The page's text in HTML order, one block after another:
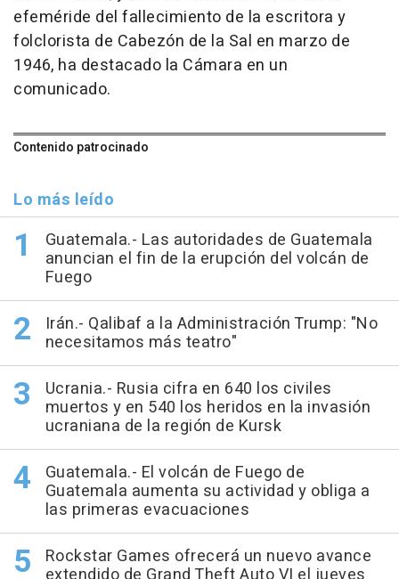
efeméride del fallecimiento de la escritora y
folclorista de Cabezón de la Sal en marzo de
1946, ha destacado la Cámara en un
comunicado.
Contenido patrocinado
Lo más leído
Guatemala.- Las autoridades de Guatemala
anuncian el fin de la erupción del volcán de
Fuego
Irán.- Qalibaf a la Administración Trump: "No
necesitamos más teatro"
Ucrania.- Rusia cifra en 640 los civiles
muertos y en 540 los heridos en la invasión
ucraniana de la región de Kursk
Guatemala.- El volcán de Fuego de
Guatemala aumenta su actividad y obliga a
las primeras evacuaciones
Rockstar Games ofrecerá un nuevo avance